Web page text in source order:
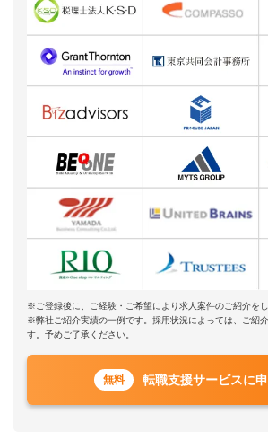
※ご登録後に、ご経験・ご希望により求人案件のご紹介をし
※弊社ご紹介実績の一例です。採用状況によっては、ご紹
す。予めご了承ください。
無料 転職支援サービスに